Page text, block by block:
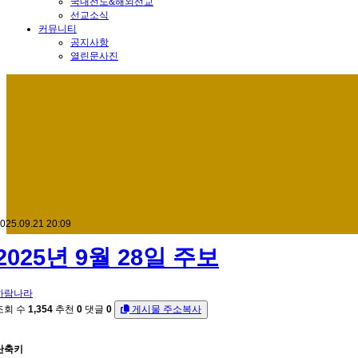
선교소식
커뮤니티
공지사항
열린문사진
20:09
년 9월 28일 주보
람나라
회 수 1,354 추천 0 댓글 0 게시물 주소복사
축키